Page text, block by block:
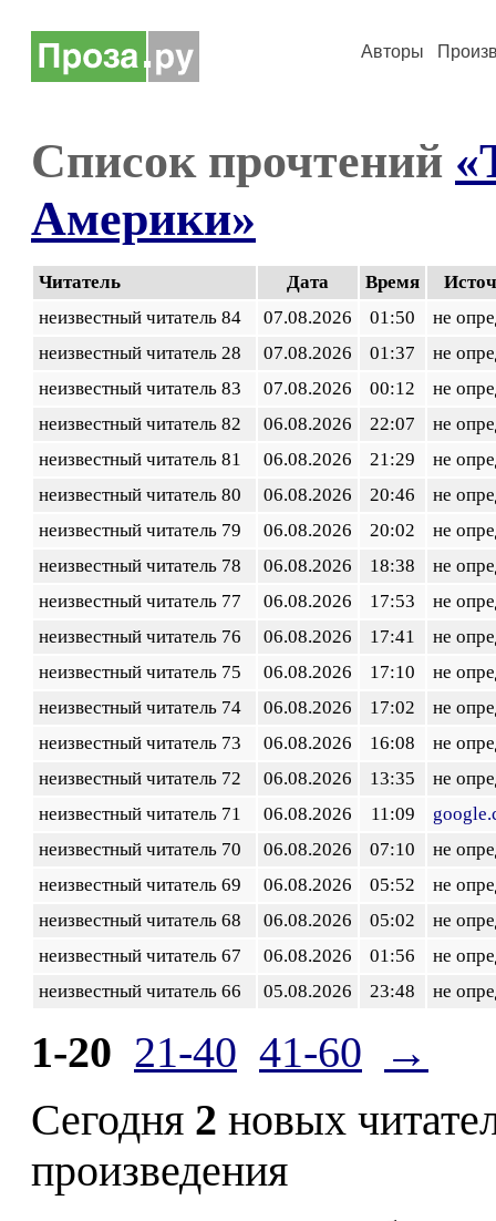
Авторы
Список прочтений
Америки»
Читатель Дата Время
неизвестный читатель 84
07.08.2026 01:50
не
неизвестный читатель 28
07.08.2026 01:37
не
неизвестный читатель 83
07.08.2026 00:12
не
неизвестный читатель 82
06.08.2026 22:07
не
неизвестный читатель 81
06.08.2026 21:29
не
неизвестный читатель 80
06.08.2026 20:46
не
неизвестный читатель 79
06.08.2026 20:02
не
неизвестный читатель 78
06.08.2026 18:38
не
неизвестный читатель 77
06.08.2026 17:53
не
неизвестный читатель 76
06.08.2026 17:41
не
неизвестный читатель 75
06.08.2026 17:10
не
неизвестный читатель 74
06.08.2026 17:02
не
неизвестный читатель 73
06.08.2026 16:08
не
неизвестный читатель 72
06.08.2026 13:35
не
неизвестный читатель 71
06.08.2026 11:09
неизвестный читатель 70
06.08.2026 07:10
не
неизвестный читатель 69
06.08.2026 05:52
не
неизвестный читатель 68
06.08.2026 05:02
не
неизвестный читатель 67
06.08.2026 01:56
не
неизвестный читатель 66
05.08.2026 23:48 не
1-20 21-40 41-60
→
Сегодня 2 новых
произведения